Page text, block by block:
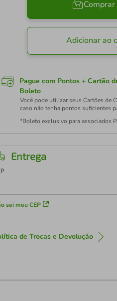
Adicionar ao
Pague com Pontos + Cartão
Boleto
Você pode utilizar seus Cartões de
caso não tenha pontos suficientes
*Boleto exclusivo para associados
Entrega
sei meu CEP
de Trocas e Devolução